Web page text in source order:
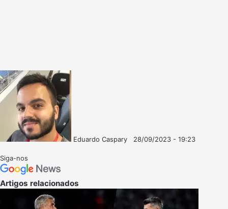
Eduardo Caspary
28/09/2023 - 19:23
Siga-nos
Artigos relacionados